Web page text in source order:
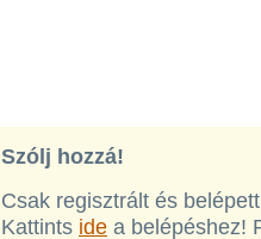
Szólj hozzá!
Csak regisztrált és
Kattints ide a belépéshez!